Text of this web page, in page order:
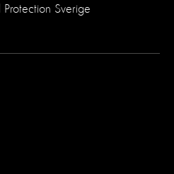
Sverige